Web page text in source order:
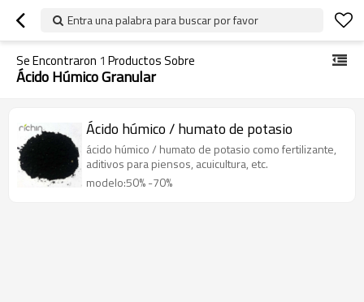
Entra una palabra para buscar por favor
Se Encontraron 1 Productos Sobre
Ácido Húmico Granular
Ácido húmico / humato de potasio
ácido húmico / humato de potasio como fertilizante,
aditivos para piensos, acuicultura, etc.
modelo:50% -70%